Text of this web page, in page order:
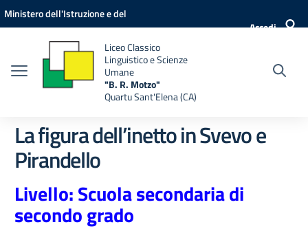
Vai ai contenuti
Vai al menu di navigazione
Vai al footer
Ministero dell'Istruzione e del
Accedi
Liceo Classico
Linguistico e Scienze
Umane
"B. R. Motzo"
Quartu Sant'Elena (CA)
La figura dell’inetto in Svevo e
Pirandello
Livello: Scuola secondaria di
secondo grado